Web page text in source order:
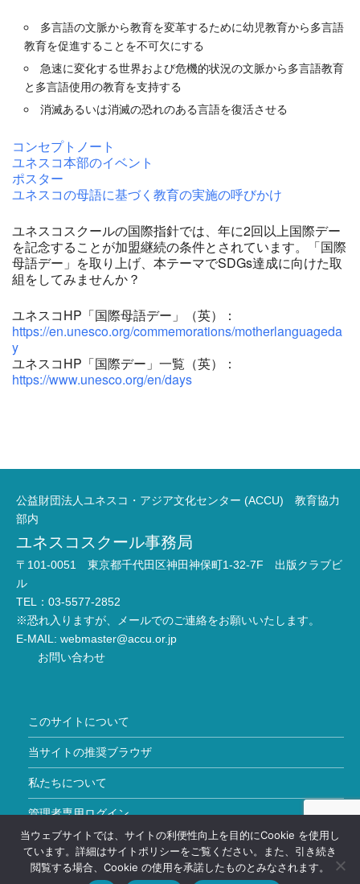
多言語の文脈から教育を変革するために幼児教育から多言語
教育を促進することを不可欠にする
急速に変化する世界および危機的状況の文脈から多言語教育
と多言語使用の教育を支持する
消滅あるいは消滅の恐れのある言語を復活させる
コンセプトノート
ユネスコ本部のイベント
ポスター
ユネスコの母語に基づく教育の実施の呼びかけ
ユネスコスクールの国際指針では、年に2回以上国際デー
を記念することが加盟継続の条件とされています。「国際
母語デー」を取り上げ、本テーマでSDGs達成に向けた取
組をしてみませんか？
ユネスコHP「国際母語デー」（英）：
https://en.unesco.org/commemorations/motherlanguageda
y
ユネスコHP「国際デー」一覧（英）：
https://www.unesco.org/en/days
公益財団法人ユネスコ・アジア文化センター (ACCU) 教育協力
部内
ユネスコスクール事務局
〒101-0051 東京都千代田区神田神保町1-32-7F 出版クラブビ
ル
TEL：03-5577-2852
※恐れ入りますが、メールでのご連絡をお願いいたします。
E-MAIL: webmaster@accu.or.jp
お問い合わせ
このサイトについて
当サイトの推奨ブラウザ
私たちについて
管理者専用ログイン
Copyright © ユネスコスクール All Rights Reserved.
当ウェブサイトでは、サイトの利便性向上を目的にCookie を使用し
ています。詳細はサイトポリシーをご覧ください。また、引き続き
閲覧する場合、Cookie の使用を承諾したものとみなされます。